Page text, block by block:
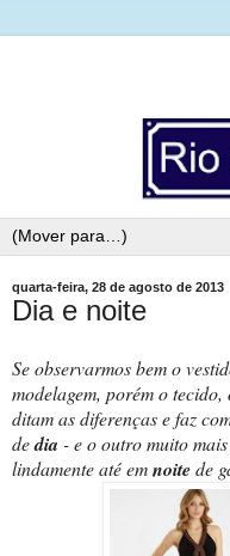
quarta-feira, 28 de agosto de 2013
Dia e noite
Se observarmos bem o
modelagem, porém o
ditam as diferenças e faz
dedia - e o outro muito
lindamente até emnoitede